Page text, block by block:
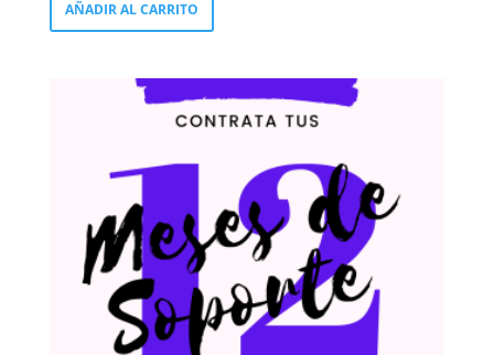
original
era:
actual
es:
AÑADIR AL CARRITO